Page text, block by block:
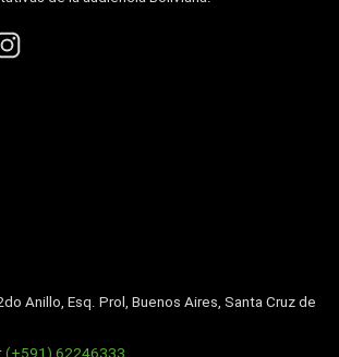
Anillo, Esq. Prol, Buenos Aires, Santa Cruz de
(+591) 62246333